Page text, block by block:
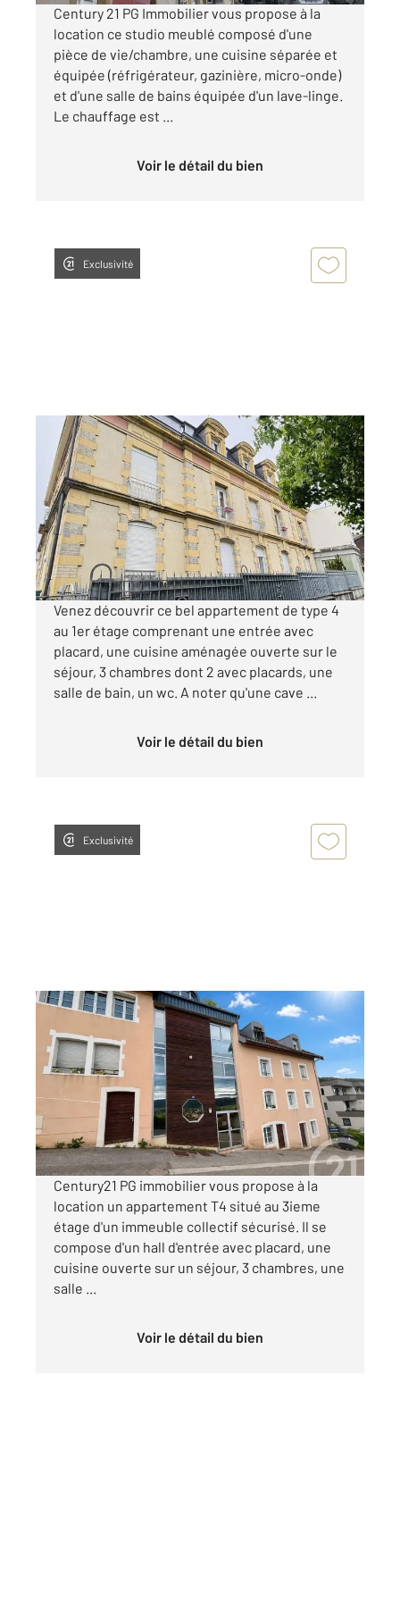
Century 21 PG Immobilier vous propose à la
location ce studio meublé composé d'une
pièce de vie/chambre, une cuisine séparée et
équipée (réfrigérateur, gazinière, micro-onde)
et d'une salle de bains équipée d'un lave-linge.
Le chauffage est ...
Voir le détail du bien
Exclusivité
MORTEAU 25
88,28 m
, 4 pièces
Ref : 10331
Appartement F4 à louer
1 165 €
par mois charges comprises
Venez découvrir ce bel appartement de type 4
au 1er étage comprenant une entrée avec
placard, une cuisine aménagée ouverte sur le
séjour, 3 chambres dont 2 avec placards, une
salle de bain, un wc. A noter qu'une cave ...
Voir le détail du bien
Exclusivité
MORTEAU 25
89,64 m
, 4 pièces
Ref : 10332
Appartement à louer
990 €
par mois charges comprises
Century21 PG immobilier vous propose à la
location un appartement T4 situé au 3ieme
étage d'un immeuble collectif sécurisé. Il se
compose d'un hall d'entrée avec placard, une
cuisine ouverte sur un séjour, 3 chambres, une
salle ...
Voir le détail du bien